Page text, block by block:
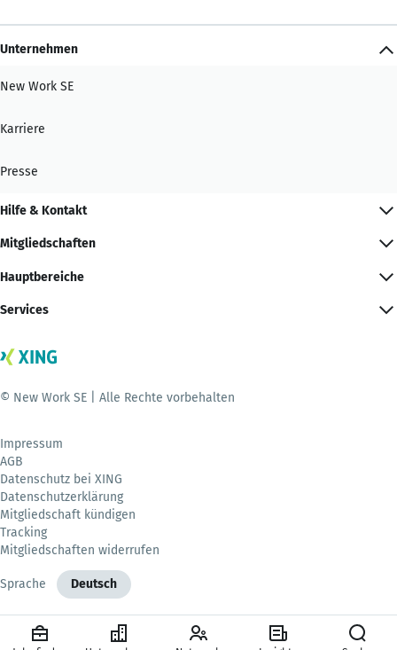
Unternehmen
New Work SE
Karriere
Presse
Hilfe & Kontakt
Mitgliedschaften
Hauptbereiche
Services
© New Work SE | Alle Rechte vorbehalten
Impressum
AGB
Datenschutz bei XING
Datenschutzerklärung
Mitgliedschaft kündigen
Tracking
Mitgliedschaften widerrufen
Sprache Deutsch